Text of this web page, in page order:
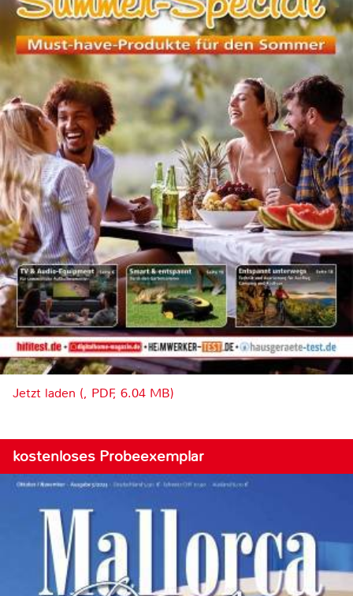
Jetzt laden (, PDF, 6.04 MB)
kostenloses Probeexemplar